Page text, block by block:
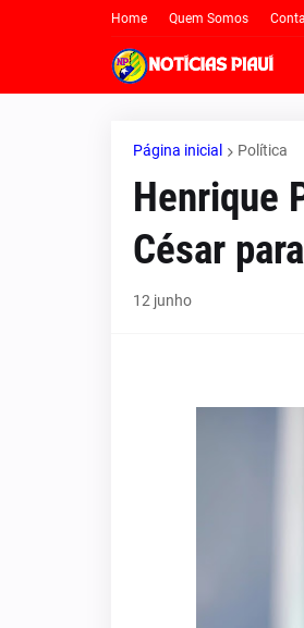
Home Quem Somos
Página inicial Política
Henrique
César
12 junho